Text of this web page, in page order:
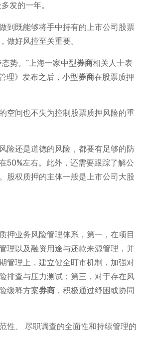
发的一年。
到既能够将手中持有的上市公司股票
做好风控至关重要。
势。”上海一家中型券商相关人士表
理》发布之后，小型券商在股票质押
空间也不失为控制股票质押风险的重
险还是道德的风险，都要有足够的防
50%左右。此外，还需要跟踪了解公
股权质押的主体一般是上市公司大股
押业务风险管理体系，第一，在项目
理以及融资用途与还款来源管理，并
管理上，建立健全盯市机制，加强对
排查与压力测试；第三，对于存在风
缓释方案券商 ，积极通过纾困或协同
性、 尽职调查的全面性和持续管理的